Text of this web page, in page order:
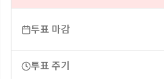
투표 마감
투표 주기